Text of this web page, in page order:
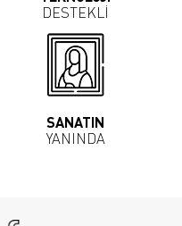
DESTEKLİ
SANATIN
YANINDA